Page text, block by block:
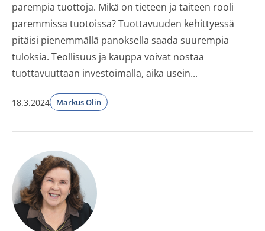
parempia tuottoja. Mikä on tieteen ja taiteen rooli
paremmissa tuotoissa? Tuottavuuden kehittyessä
pitäisi pienemmällä panoksella saada suurempia
tuloksia. Teollisuus ja kauppa voivat nostaa
tuottavuuttaan investoimalla, aika usein...
18.3.2024 Markus Olin